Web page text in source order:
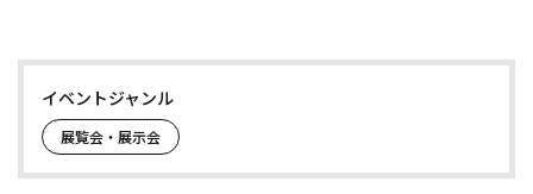
イベントジャンル
展覧会・展示会